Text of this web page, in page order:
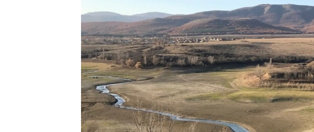
УКРАЇНСЬКА ПРОБЛЕМА КРИМУ